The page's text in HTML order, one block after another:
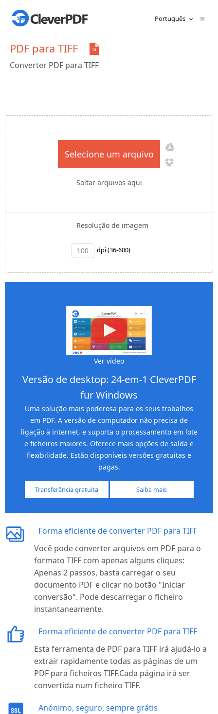
Português
PDF para TIFF
Converter PDF para TIFF
Selecione um arquivo
Soltar arquivos aqui
Resolução de imagem
dpi (36-600)
Ver vídeo
Versão de desktop: 24-em-1 CleverPDF
für Windows
Uma solução mais poderosa para os seus trabalhos
em PDF. A versão de computador não precisa de
ligação à internet, e suporta o processamento em lote
e ficheiros maiores. Oferece mais opções de saída e
flexibilidade. Estão disponíveis versões gratuitas e
pagas.
Transferência gratuita Saiba mais
Forma eficiente de converter PDF para TIFF
Você pode converter arquivos em PDF para o
formato TIFF com apenas alguns cliques:
Apenas 2 passos, basta carregar o seu
documento PDF e clicar no botão "Iniciar
conversão". Pode descarregar o ficheiro
instantaneamente.
Forma eficiente de converter PDF para TIFF
Esta ferramenta de PDF para TIFF irá ajudá-lo a
extrair rapidamente todas as páginas de um
PDF para ficheiros TIFF.Cada página irá ser
convertida num ficheiro TIFF.
Anónimo, seguro, sempre grátis